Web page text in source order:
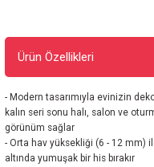
Ürün Özellikleri
- Modern tasarımıyla evinizin
kalın seri sonu halı, salon ve
görünüm sağlar
- Orta hav yüksekliği (6 - 12 mm)
altında yumuşak bir his bırakır